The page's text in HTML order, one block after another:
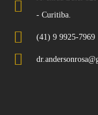
- Curitiba.
(41) 9 9925-7969